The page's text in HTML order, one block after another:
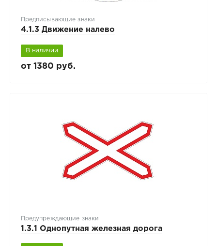
Предписывающие знаки
4.1.3 Движение налево
В наличии
от 1380 руб.
Предупреждающие знаки
1.3.1 Однопутная железная дорога